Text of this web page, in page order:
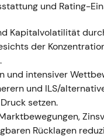
AIG erhielt
sich auf Integration,
den deutlich
nach Abschluss,
Integration.
und Rating-
Kapitalvolatilität
der
und intensiver
und ILS/
setzen.
Rücklagen